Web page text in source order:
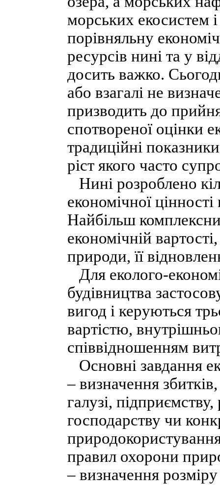
морських екосистем
порівняльну
ресурсів нині та у
досить важко.
або взагалі не
призводить до
спотвореної оцінки
традиційні
ріст якого часто
Нині розроблено
економічної
Найбільш
економічній
природи, її
Для еколого-
будівництва
вигод і керуються
вартістю,
співвідношенням
Основні завдання
– визначення
галузі,
господарству чи
правил охорони
– визначення розміру